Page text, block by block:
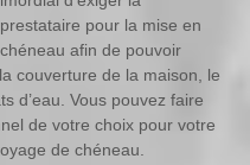
pour la mise en
afin de pouvoir
couverture de la maison, le
d’eau. Vous pouvez faire
de votre choix pour votre
de chéneau.